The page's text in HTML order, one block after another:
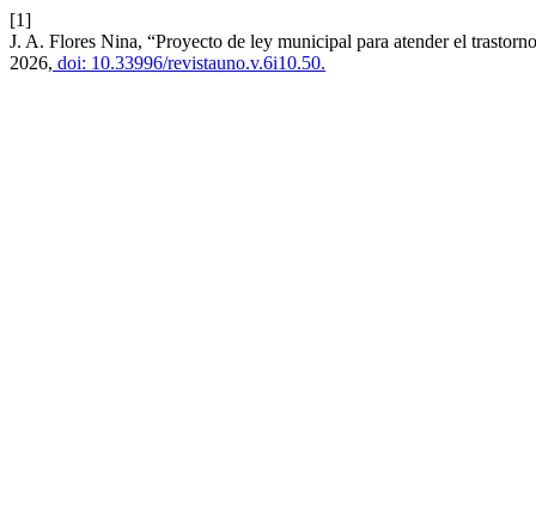
[1]
J. A. Flores Nina, “Proyecto de ley municipal para atender el
2026, doi: 10.33996/revistauno.v.6i10.50.